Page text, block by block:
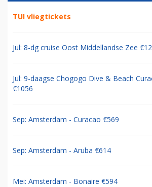
TUI vliegtickets
Jul: 8-dg cruise Oost Middellandse Zee
Jul: 9-daagse Chogogo Dive & Beach
€1056
Sep: Amsterdam - Curacao €569
Sep: Amsterdam - Aruba €614
Mei: Amsterdam - Bonaire €594